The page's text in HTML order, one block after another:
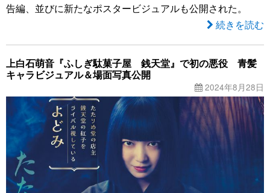
告編、並びに新たなポスタービジュアルも公開された。
続きを読む
上白石萌音『ふしぎ駄菓子屋 銭天堂』で初の悪役 青髪
キャラビジュアル＆場面写真公開
2024年8月28日